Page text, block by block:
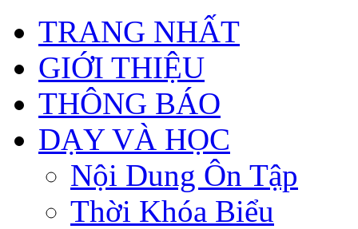
TRANG NHẤT
GIỚI THIỆU
THÔNG BÁO
DẠY VÀ HỌC
Nội Dung Ôn Tập
Thời Khóa Biểu